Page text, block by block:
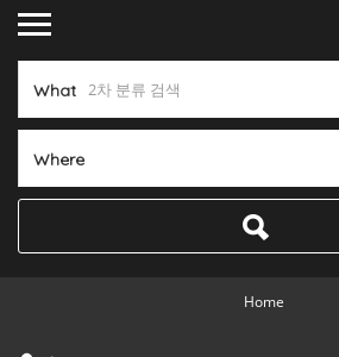
What
Where
Home